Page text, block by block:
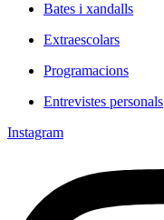
Bates i xandalls
Extraescolars
Programacions
Entrevistes personals
Instagram